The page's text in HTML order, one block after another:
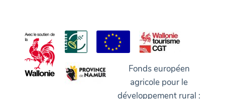
Fonds européen
agricole pour le
développement rural :